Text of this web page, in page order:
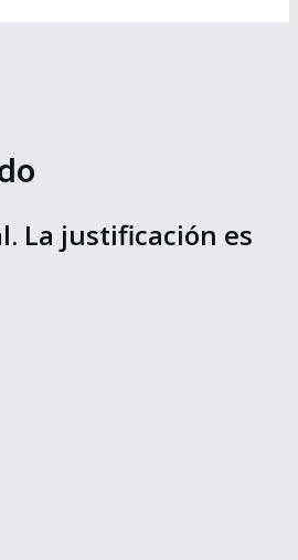
La justificación es